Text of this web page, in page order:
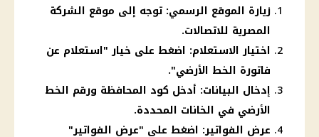
زيارة الموقع الرسمي: توجه إلى موقع الشركة
المصرية للاتصالات.
اختيار الاستعلام: اضغط على خيار "استعلام عن
فاتورة الخط الأرضي".
إدخال البيانات: أدخل كود المحافظة ورقم الخط
الأرضي في الخانات المحددة.
عرض الفواتير: اضغط على "عرض الفواتير"